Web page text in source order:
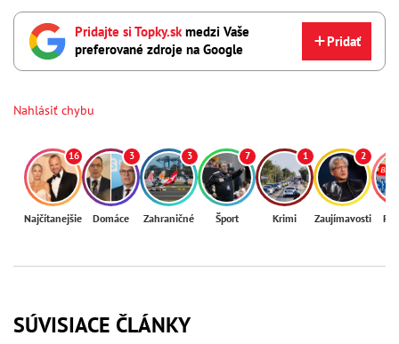
Pridajte si Topky.skmedzi Vaše
preferované zdroje na Google
Pridať
Nahlásiť chybu
16
Najčítanejšie
3
Domáce
3
Zahraničné
7
Šport
1
Krimi
2
Zaujímavosti
SÚVISIACE ČLÁNKY